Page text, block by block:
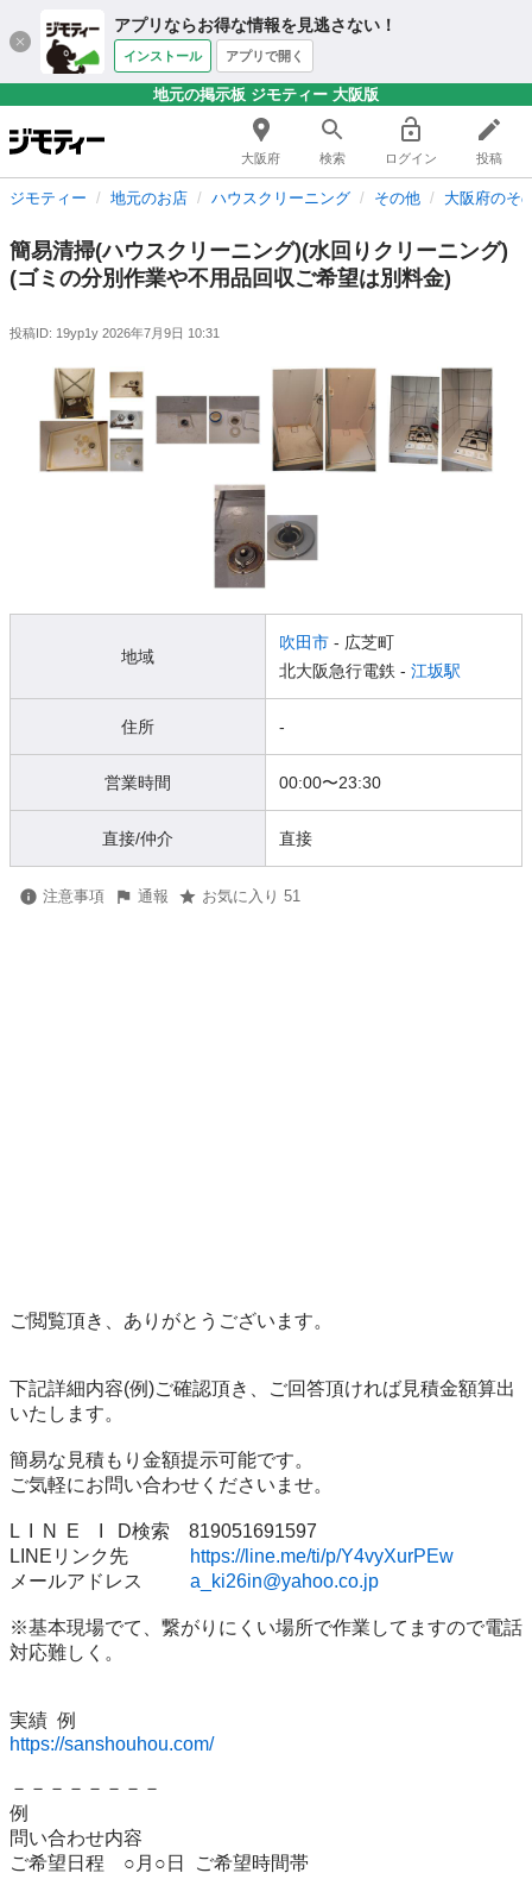
アプリならお得な情報を見逃さない！
インストール アプリで開く
地元の掲示板 ジモティー 大阪版
大阪府 検索 ログイン 投稿
ジモティー 地元のお店 ハウスクリーニング その他 大阪府のそ
簡易清掃(ハウスクリーニング)(水回りクリーニング)
(ゴミの分別作業や不用品回収ご希望は別料金)
投稿ID: 19yp1y 2026年7月9日 10:31
地域
吹田市 - 広芝町
北大阪急行電鉄 - 江坂駅
住所 -
営業時間 00:00〜23:30
直接/仲介 直接
注意事項 通報 お気に入り 51
ご閲覧頂き、ありがとうございます。
下記詳細内容(例)ご確認頂き、ご回答頂ければ見積金額算出
いたします。
簡易な見積もり金額提示可能です。
ご気軽にお問い合わせくださいませ。
L  I  N  E    I   D検索    819051691597
LINEリンク先
https://line.me/ti/p/Y4vyXurPEw
メールアドレス a_ki26in@yahoo.co.jp
※基本現場でて、繋がりにくい場所で作業してますので電話
対応難しく。
https://sanshouhou.com/
－－－－－－－－
例
問い合わせ内容
ご希望日程　○月○日  ご希望時間帯